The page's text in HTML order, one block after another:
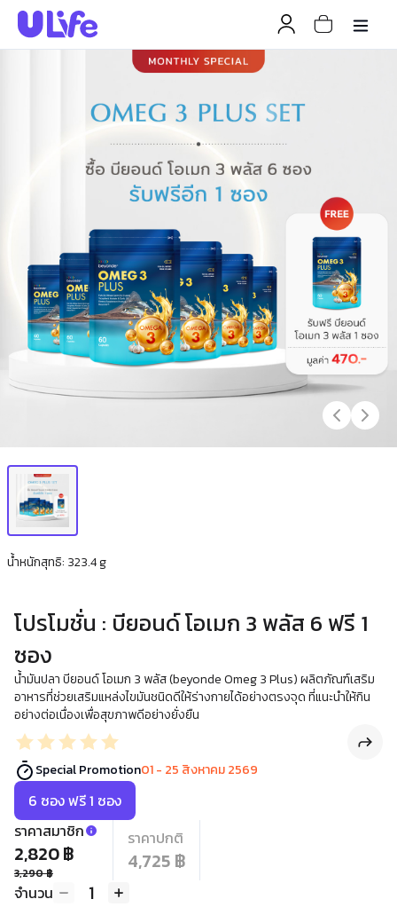
น้ำหนักสุทธิ: 323.4 g
โปรโมชั่น : บียอนด์ โอเมก 3 พลัส 6 ฟรี 1
ซอง
น้ำมันปลา บียอนด์ โอเมก 3 พลัส (beyonde Omeg 3 Plus) ผลิตภัณฑ์เสริม
อาหารที่ช่วยเสริมแหล่งไขมันชนิดดีให้ร่างกายได้อย่างตรงจุด ที่แนะนำให้กิน
อย่างต่อเนื่องเพื่อสุขภาพดีอย่างยั่งยืน
Special Promotion01 - 25 สิงหาคม 2569
6 ซอง ฟรี 1 ซอง
ราคาสมาชิก
2,820 ฿
3,290 ฿
ราคาปกติ
4,725 ฿
จำนวน 1